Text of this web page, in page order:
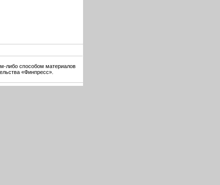
либо способом материалов
«Финпресс».